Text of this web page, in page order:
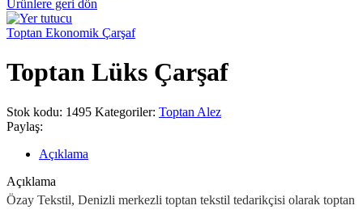
Ürünlere geri dön
Toptan Ekonomik Çarşaf
Toptan Lüks Çarşaf
Stok kodu: 1495 Kategoriler: Toptan Alez
Paylaş:
Açıklama
Açıklama
Özay Tekstil, Denizli merkezli toptan tekstil tedarikçisi olarak toptan